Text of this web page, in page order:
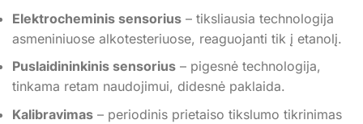
Elektrocheminis sensorius – tiksliausia technologija
asmeniniuose alkotesteriuose, reaguojanti tik į etanolį.
Puslaidininkinis sensorius – pigesnė technologija,
tinkama retam naudojimui, didesnė paklaida.
Kalibravimas – periodinis prietaiso tikslumo tikrinimas